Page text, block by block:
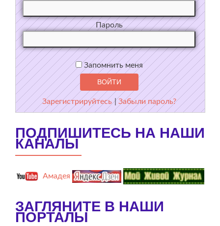
Пароль
Запомнить меня
Зарегистрируйтесь |Забыли пароль?
ПОДПИШИТЕСЬ НА НАШИ
КАНАЛЫ
Амадея
ЗАГЛЯНИТЕ В НАШИ
ПОРТАЛЫ